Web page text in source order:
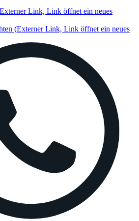
Link, Link öffnet ein neues
(Externer Link, Link öffnet ein neues